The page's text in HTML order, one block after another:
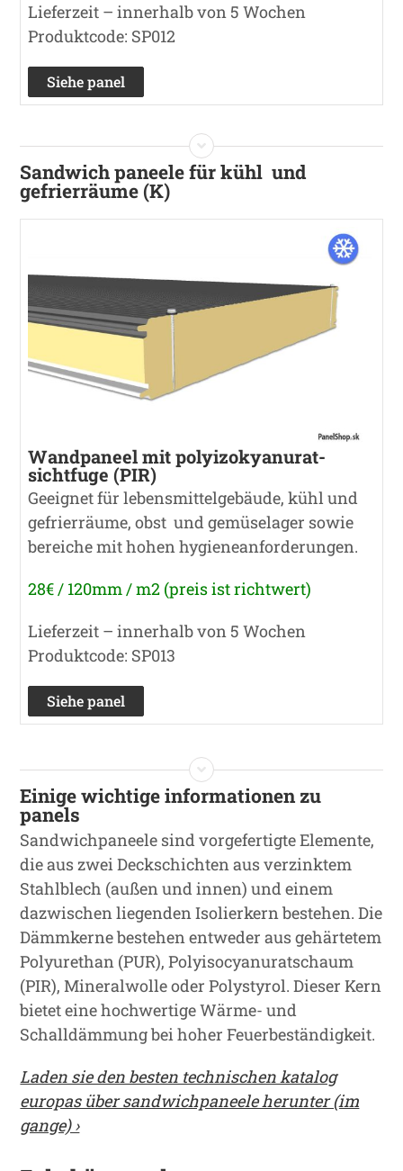
Lieferzeit – innerhalb von 5 Wochen
Produktcode: SP012
Siehe panel
Sandwich paneele für kühl und
gefrierräume (K)
Wandpaneel mit polyizokyanurat-
sichtfuge (PIR)
Geeignet für lebensmittelgebäude, kühl und
gefrierräume, obst und gemüselager sowie
bereiche mit hohen hygieneanforderungen.
28€ / 120mm / m2 (preis ist richtwert)
Lieferzeit – innerhalb von 5 Wochen
Produktcode: SP013
Siehe panel
Einige wichtige informationen zu
panels
Sandwichpaneele sind vorgefertigte Elemente,
die aus zwei Deckschichten aus verzinktem
Stahlblech (außen und innen) und einem
dazwischen liegenden Isolierkern bestehen. Die
Dämmkerne bestehen entweder aus gehärtetem
Polyurethan (PUR), Polyisocyanuratschaum
(PIR), Mineralwolle oder Polystyrol. Dieser Kern
bietet eine hochwertige Wärme- und
Schalldämmung bei hoher Feuerbeständigkeit.
Laden sie den besten technischen katalog
europas über sandwichpaneele herunter (im
gange) ›